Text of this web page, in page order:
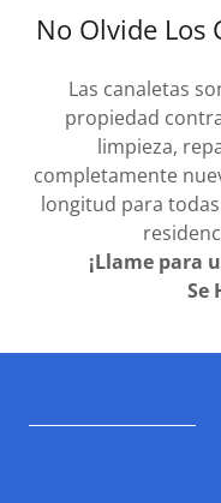
No Olvide Los
Las canaletas
propiedad
limpieza,
completamente
longitud para
¡Llame para
Se